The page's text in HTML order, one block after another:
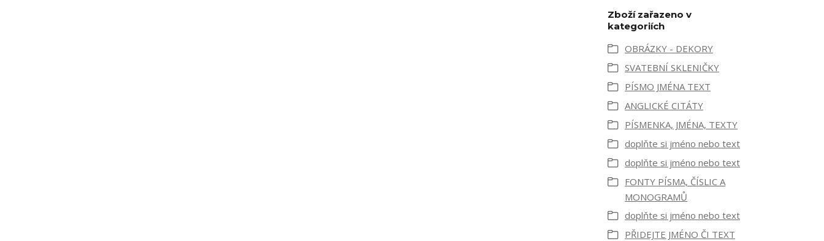
Zboží zařazeno v
kategoriích
OBRÁZKY - DEKORY
SVATEBNÍ SKLENIČKY
PÍSMO JMÉNA TEXT
ANGLICKÉ CITÁTY
PÍSMENKA, JMÉNA, TEXTY
doplňte si jméno nebo text
doplňte si jméno nebo text
FONTY PÍSMA, ČÍSLIC A
MONOGRAMŮ
doplňte si jméno nebo text
PŘIDEJTE JMÉNO ČI TEXT